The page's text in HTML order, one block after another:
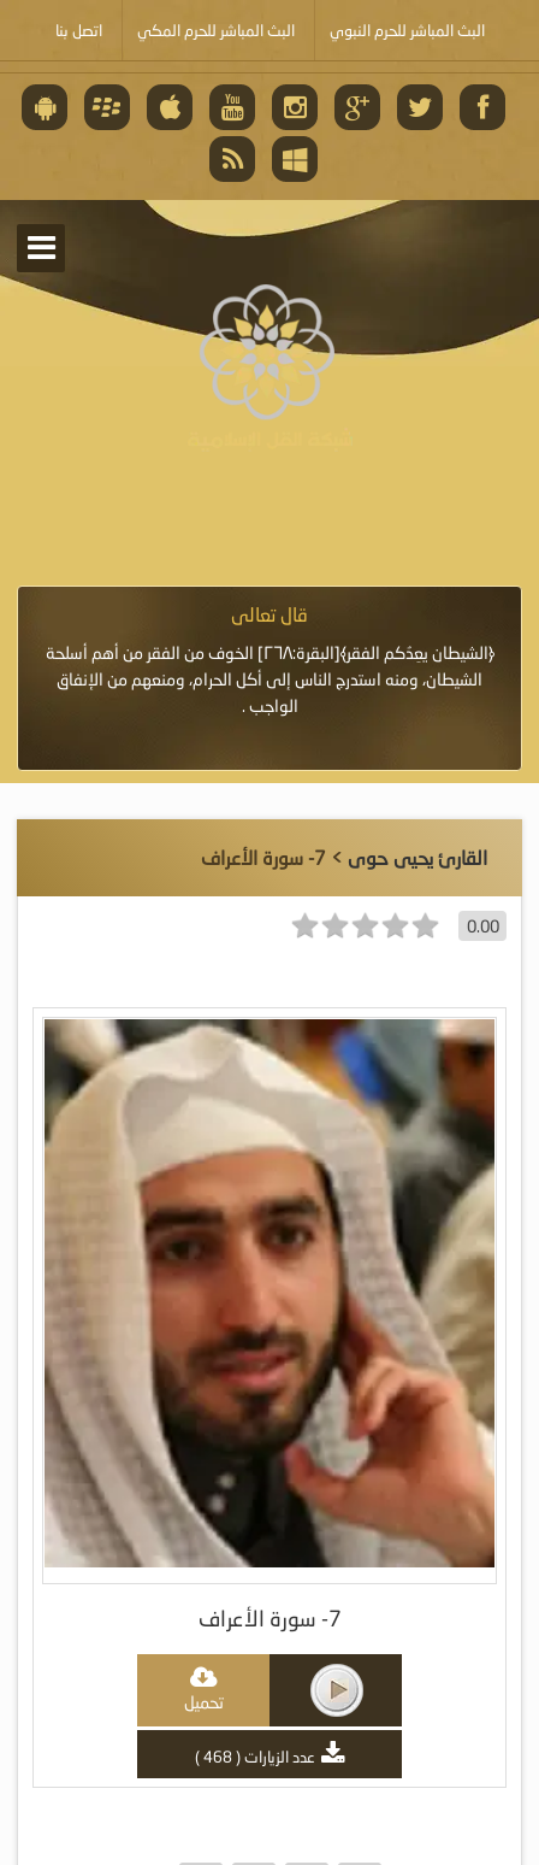
البث المباشر للحرم النبوي البث المباشر للحرم المكي اتصل بنا
قال تعالى
﴿الشيطان يعِدُكم الفقر﴾[البقرة:٢٦٨] الخوف من الفقر من أهم أسلحة
الشيطان، ومنه استدرج الناس إلى أكل الحرام، ومنعهم من الإنفاق
الواجب .
القارئ يحيى حوى > 7- سورة الأعراف
0.00
7- سورة الأعراف
تحميل
عدد الزيارات ( 468 )